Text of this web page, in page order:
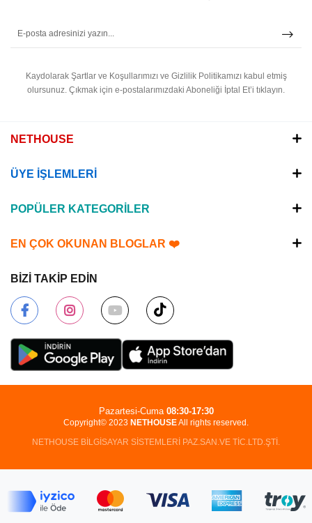
Kaydolarak Şartlar ve Koşullarımızı ve Gizlilik Politikamızı kabul etmiş
olursunuz. Çıkmak için e-postalarımızdaki Aboneliği İptal Et’i tıklayın.
NETHOUSE
ÜYE İŞLEMLERİ
POPÜLER KATEGORİLER
EN ÇOK OKUNAN BLOGLAR ❤️
BİZİ TAKİP EDİN
Copyright© 2023 NETHOUSEAll rights reserved.
NETHOUSE BİLGİSAYAR SİSTEMLERİ PAZ.SAN.VE TİC.LTD.ŞTİ.
Pazartesi-Cuma 08:30-17:30